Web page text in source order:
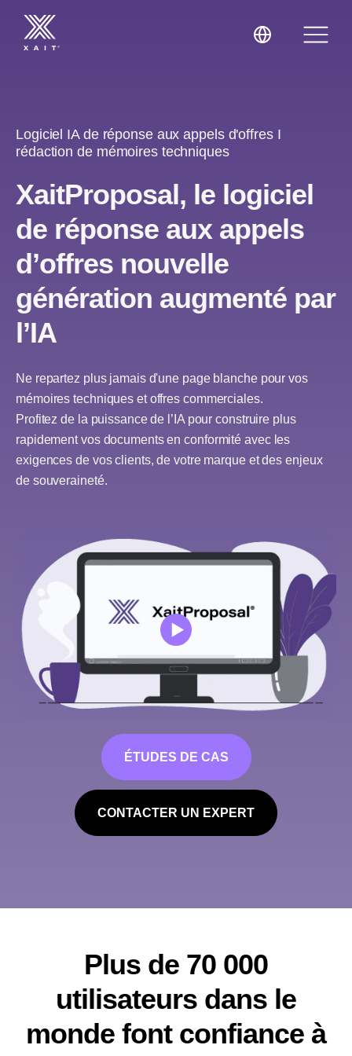
XaitProposal
XaitCPQ
Propositions commerciales
Réponses aux appels d’offres
Mini-sites
Questions & Réponses
Formation
Energie
Assurances
Services aux Entreprises
Management
Appels d'offres et
mémoires
techniques
Intelligence
Xait
Xait en France
Carrières
DEMANDER UNE DÉMO
Logiciel IA de réponse aux appels d'offres I
rédaction de mémoires techniques
XaitProposal, le logiciel
de réponse aux appels
d’offres nouvelle
génération augmenté par
l’IA
Ne repartez plus jamais d'une page blanche pour vos
mémoires techniques et offres commerciales.
Profitez de la puissance de l’IA pour construire plus
rapidement vos documents en conformité avec les
exigences de vos clients, de votre marque et des enjeux
de souveraineté.
ÉTUDES DE CAS
CONTACTER UN EXPERT
Plus de 70 000
utilisateurs dans le
monde font confiance à